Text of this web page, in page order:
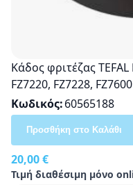
Κάδος φριτέζας TEFAL
FZ7220, FZ7228,
Κωδικός 60565188
20,00 €
Τιμή διαθέσιμη μόνο
Προσθήκη στο Καλάθι